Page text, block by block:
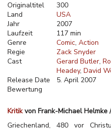
Originaltitel
300
Land
USA
Jahr
2007
Laufzeit
117 min
Genre
Comic Action
Regie
Zack Snyder
Cast
Gerard Butler
Headey David
Release Date
5. April 2007
Bewertung
Kritikvon Frank-Michael Helmke
Griechenland, 480 vor